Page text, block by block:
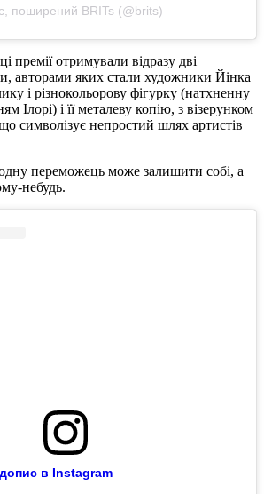
поширений BRITs (@brits)
премії отримували відразу дві
авторами яких стали художники Йінка
і різнокольорову фігурку (натхненну
Ілорі) і її металеву копію, з візерунком
символізує непростий шлях артистів
переможець може залишити собі, а
небудь.
в Instagram